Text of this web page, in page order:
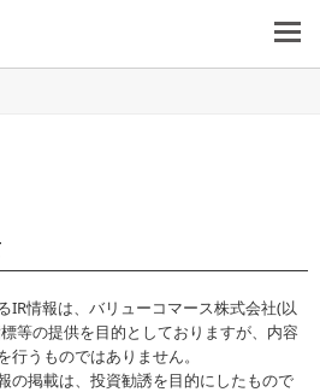
IR情報は、バリューコマース株式会社(以
等の提供を目的としておりますが、内容
うものではありません。
の掲載は、投資勧誘を目的にしたもので